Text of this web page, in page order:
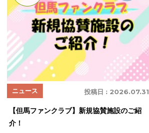
投稿日 : 2026.07.31
ニュース
【但馬ファンクラブ】新規協賛施設のご紹
介！